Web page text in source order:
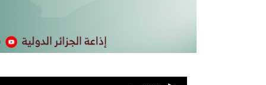
Archivo